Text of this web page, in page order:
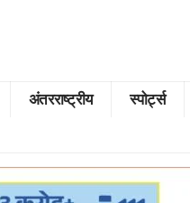
अंतरराष्ट्रीय स्पोर्ट्स